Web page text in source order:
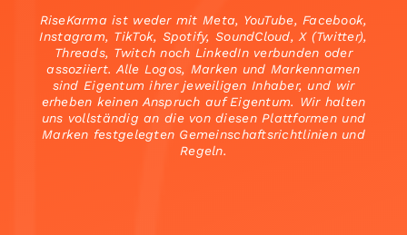
RiseKarma ist weder mit Meta, YouTube, Facebook,
Instagram, TikTok, Spotify, SoundCloud, X (Twitter),
Threads, Twitch noch LinkedIn verbunden oder
assoziiert. Alle Logos, Marken und Markennamen
sind Eigentum ihrer jeweiligen Inhaber, und wir
erheben keinen Anspruch auf Eigentum. Wir halten
uns vollständig an die von diesen Plattformen und
Marken festgelegten Gemeinschaftsrichtlinien und
Regeln.